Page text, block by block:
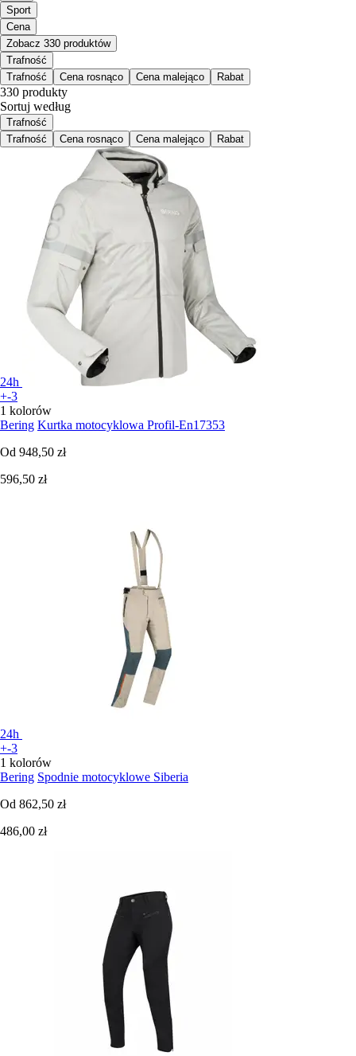
Sport
Cena
Zobacz 330 produktów
Trafność
Trafność
Cena rosnąco Cena malejąco Rabat
330 produkty
Sortuj według
Trafność
Trafność
Cena rosnąco Cena malejąco Rabat
24h
+-3
1 kolorów
Bering Kurtka motocyklowa Profil-En17353
Od 948,50 zł
596,50 zł
24h
+-3
1 kolorów
Bering Spodnie motocyklowe Siberia
Od 862,50 zł
486,00 zł